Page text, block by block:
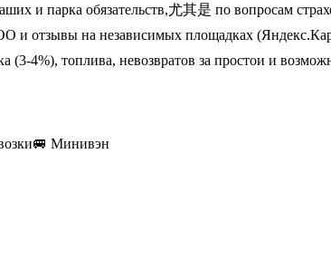
и парка обязательств,尤其是 по вопросам
и отзывы на независимых площадках
(3-4%), топлива, невозвратов за простои и
🚐 Минивэн